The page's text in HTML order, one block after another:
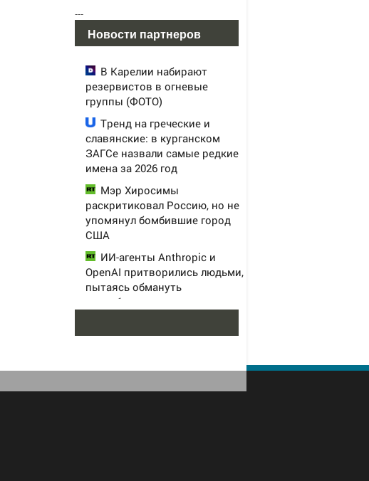
---
Новости партнеров
В Карелии набирают
резервистов в огневые
группы (ФОТО)
Тренд на греческие и
славянские: в курганском
ЗАГСе назвали самые редкие
имена за 2026 год
Мэр Хиросимы
раскритиковал Россию, но не
упомянул бомбившие город
США
ИИ-агенты Anthropic и
OpenAI притворились людьми,
пытаясь обмануть
разработчиков
новосибирцев получили